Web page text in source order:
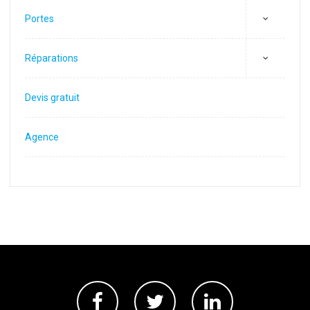
Portes
Réparations
Devis gratuit
Agence
FacebookTwitterLinkedin